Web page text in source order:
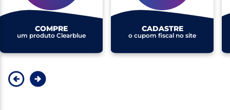
COMPRE
um produto Clearblue
CADASTRE
o cupom fiscal no site